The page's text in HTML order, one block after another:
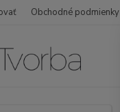
Obchodné podmienky